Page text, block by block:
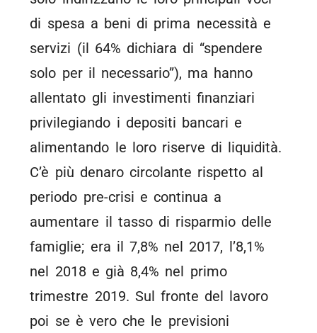
di spesa a beni di prima necessità e
servizi (il 64% dichiara di “spendere
solo per il necessario”), ma hanno
allentato gli investimenti finanziari
privilegiando i depositi bancari e
alimentando le loro riserve di liquidità.
C’è più denaro circolante rispetto al
periodo pre-crisi e continua a
aumentare il tasso di risparmio delle
famiglie; era il 7,8% nel 2017, l’8,1%
nel 2018 e già 8,4% nel primo
trimestre 2019. Sul fronte del lavoro
poi se è vero che le previsioni